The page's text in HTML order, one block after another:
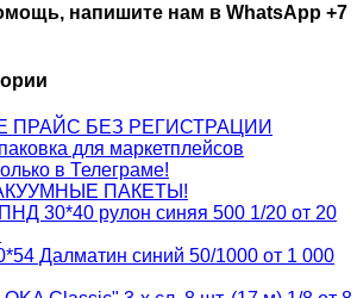
напишите нам в WhatsApp +7
ПРАЙС БЕЗ РЕГИСТРАЦИИ
для маркетплейсов
в Телеграме!
ПАКЕТЫ!
30*40 рулон синяя 500 1/20 от 20
Далматин синий 50/1000 от 1 000